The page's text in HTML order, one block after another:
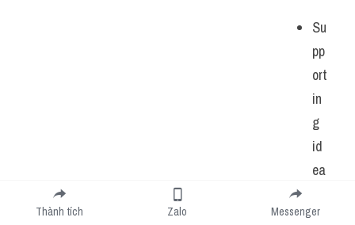
Su
pp
ort
in
g
id
ea
m
Thành tích Zalo Messenger